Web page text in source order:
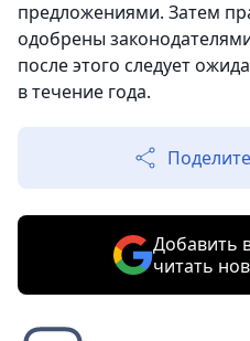
предложениями. Затем
одобрены
после этого следует
в течение года.
Добавить
читать